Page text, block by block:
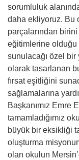
sorumluluk
daha ekliyoruz. Bu
parçalarından birini
eğitimlerine olduğu
sunulacağı özel bir
olarak tasarlanan
fırsat eşitliğini
sağlamalarına
Başkanımız Emre
tamamladığımız
büyük bir eksikliği
oluşturma
olan okulun